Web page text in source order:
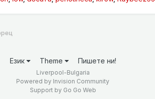
Език Theme Пишете ни!
Liverpool-Bulgaria
Powered by Invision Community
Support by Go Go Web